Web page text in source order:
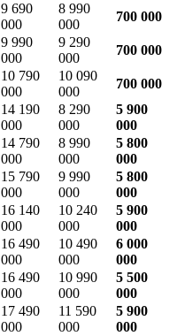
9 690
000
8 990
000
700 000
9 990
000
9 290
000
700 000
10 790
000
10 090
000
700 000
14 190
000
8 290
000
5 900
000
14 790
000
8 990
000
5 800
000
15 790
000
9 990
000
5 800
000
16 140
000
10 240
000
5 900
000
16 490
000
10 490
000
6 000
000
16 490
000
10 990
000
5 500
000
17 490
000
11 590
000
5 900
000